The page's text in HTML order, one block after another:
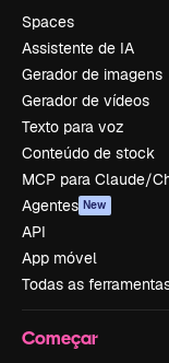
Spaces
Assistente de IA
Gerador de imagens
Gerador de vídeos
Texto para voz
Conteúdo de stock
MCP para Claude/
Agentes New
API
App móvel
Todas as
Começar